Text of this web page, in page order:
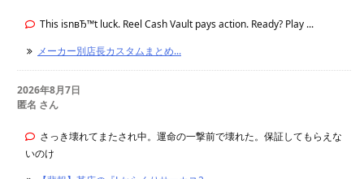
This isnвЂ™t luck. Reel Cash Vault pays action. Ready? Play ...
メーカー別店長カスタムまとめ...
2026年8月7日
匿名 さん
さっき壊れてまたされ中。運命の一撃前で壊れた。保証してもらえな
いのけ